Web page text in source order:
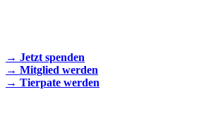
→ Jetzt spenden
→ Mitglied werden
→ Tierpate werden